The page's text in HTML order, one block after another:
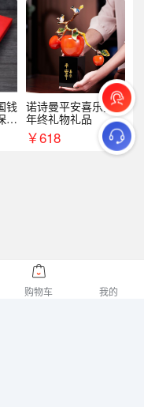
钱
险
诺诗曼平安喜乐摆件
年终礼物礼品
￥618
购物车 我的